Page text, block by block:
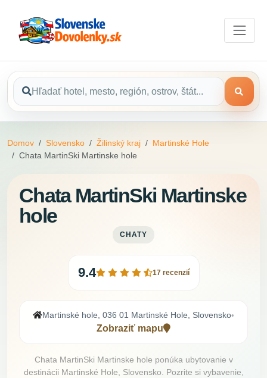
Domov Slovensko Žilinský kraj
Martinské Hole
Chata MartinSki Martinske hole
Chata MartinSki Martinske
hole
CHATY
9.4 17 recenzií
Martinské hole, 036 01 Martinské Hole, Slovensko•
Zobraziť mapu
Chata MartinSki Martinske hole ponúka ubytovanie v
destinácii Martinské Hole, Slovensko. Pozrite si vybavenie,